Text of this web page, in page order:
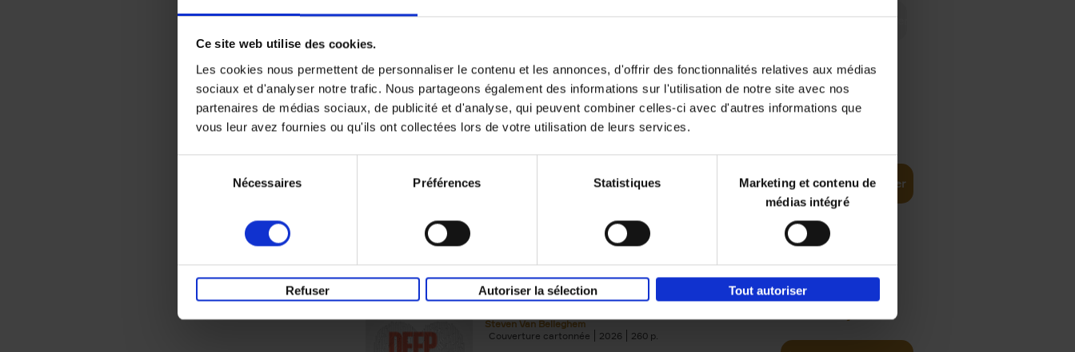
Ce site web utilise des cookies.
Les cookies nous permettent de personnaliser le contenu et les annonces, d'offrir des fonctionnalités relatives aux médias
sociaux et d'analyser notre trafic. Nous partageons également des informations sur l'utilisation de notre site avec nos
partenaires de médias sociaux, de publicité et d'analyse, qui peuvent combiner celles-ci avec d'autres informations que
vous leur avez fournies ou qu'ils ont collectées lors de votre utilisation de leurs services.
Nécessaires Préférences Statistiques
Marketing et contenu de
médias intégré
Refuser Autoriser la sélection Tout autoriser
Gino Van Ossel
Digital marketing like a PRO -
completely revised edition (EN)
Ajouter au panier
Deep Loyalty (ENG)
Steven Van Belleghem
Couverture cartonnée
2026 260
€34,99